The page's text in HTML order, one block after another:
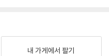
내 가게에서 팔기